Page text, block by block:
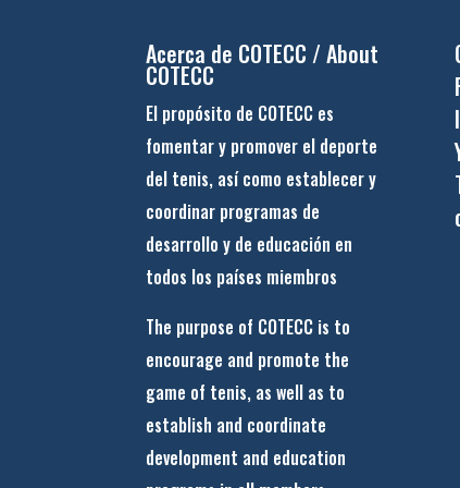
Acerca de COTECC / About
COTECC
El propósito de COTECC es
fomentar y promover el deporte
del tenis, así como establecer y
coordinar programas de
desarrollo y de educación en
todos los países miembros
The purpose of COTECC is to
encourage and promote the
game of tenis, as well as to
establish and coordinate
development and education